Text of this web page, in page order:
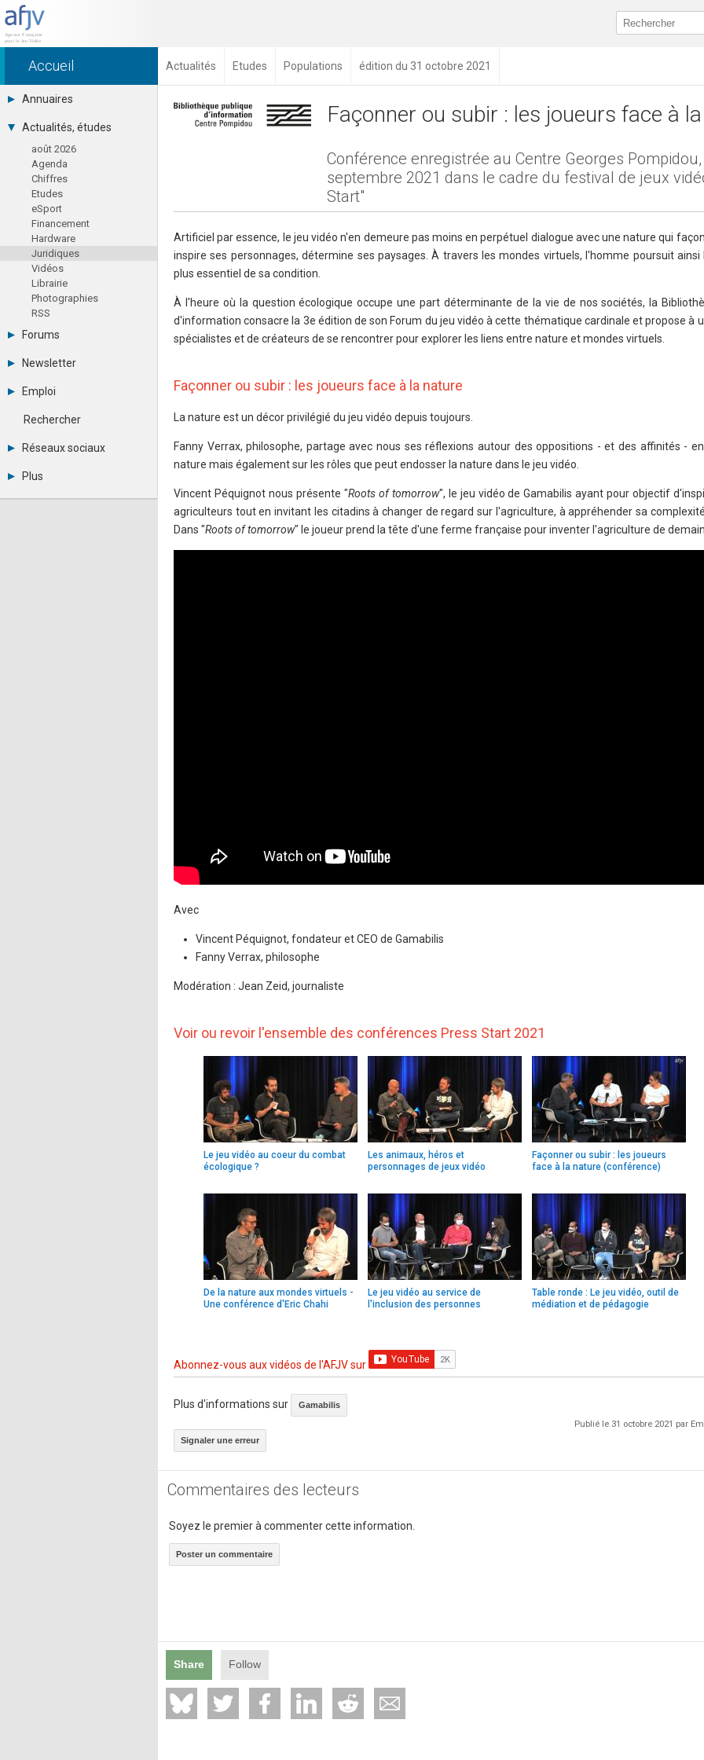
Accueil Actualités Etudes Populations édition du 31 octobre 2021
Annuaires
Toutes les sociétés (691)
Studios (418)
Editeurs (49)
Distributeurs (16)
Hard. / Accessoires (10)
Middlewares (15)
Prestataires (99)
Assoc. / Syndicats (21)
Formations / Ecoles (46)
Presse spécialisée (17)
Actualités, études
août 2026
Agenda
Chiffres
Etudes
eSport
Financement
Hardware
Juridiques
Vidéos
Librairie
Photographies
RSS
Forums
Tous les forums
Se connecter
Messages privés
Contacter un modérateur
Newsletter
Archives
Abonnement
Emploi
Consulter les annonces
Observatoire de l'emploi
Rechercher
Réseaux sociaux
LinkedIn
Plus
Annonceurs
Façonner ou subir : les joueurs face à
Conférence enregistrée au Centre Georges
septembre 2021 dans le cadre du festival de jeux
Start"
Artificiel par essence, le jeu vidéo n'en demeure pas moins en perpétuel dialogue avec une nature qui
inspire ses personnages, détermine ses paysages. À travers les mondes virtuels, l'homme poursuit ainsi
plus essentiel de sa condition.
À l'heure où la question écologique occupe une part déterminante de la vie de nos sociétés, la
d'information consacre la 3e édition de son Forum du jeu vidéo à cette thématique cardinale et propose à
spécialistes et de créateurs de se rencontrer pour explorer les liens entre nature et mondes virtuels.
Façonner ou subir : les joueurs face à la nature
La nature est un décor privilégié du jeu vidéo depuis toujours.
Fanny Verrax, philosophe, partage avec nous ses réflexions autour des oppositions - et des affinités -
nature mais également sur les rôles que peut endosser la nature dans le jeu vidéo.
Vincent Péquignot nous présente "Roots of tomorrow", le jeu vidéo de Gamabilis ayant pour objectif
agriculteurs tout en invitant les citadins à changer de regard sur l'agriculture, à appréhender sa
Dans "Roots of tomorrow" le joueur prend la tête d'une ferme française pour inventer l'agriculture de demain.
Avec
Vincent Péquignot, fondateur et CEO de Gamabilis
Fanny Verrax, philosophe
Modération : Jean Zeid, journaliste
Voir ou revoir l'ensemble des conférences Press Start 2021
Le jeu vidéo au coeur du combat
écologique ?
Les animaux, héros et
personnages de jeux vidéo
Façonner ou subir : les joueurs
face à la nature (conférence)
De la nature aux mondes virtuels -
Une conférence d'Eric Chahi
Le jeu vidéo au service de
l'inclusion des personnes
Table ronde : Le jeu vidéo, outil de
médiation et de pédagogie
Abonnez-vous aux vidéos de l'AFJV sur
Plus d'informations sur Gamabilis
Publié le 31 octobre 2021 par
Signaler une erreur
Commentaires des lecteurs
Soyez le premier à commenter cette information.
Poster un commentaire
Share Follow